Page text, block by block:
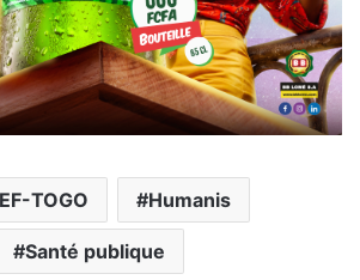
TOGO Humanis
Santé publique